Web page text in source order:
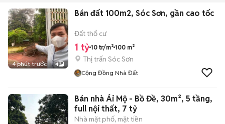
4 phút trước 4
Bán đất 100m2, Sóc Sơn, gần cao tốc
Đất thổ cư
1 tỷ 10 tr/m² 100 m²
Thị trấn Sóc Sơn
Cộng Đồng Nhà Đất
Bán nhà Ái Mộ - Bồ Đề, 30m², 5 tầng,
full nội thất, 7 tỷ
Nhà mặt phố, mặt tiền